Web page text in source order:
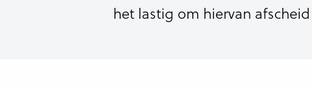
het lastig om hiervan